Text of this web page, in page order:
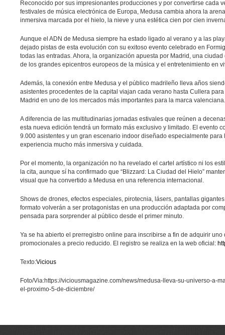
Reconocido por sus impresionantes producciones y por convertirse cada
festivales de música electrónica de Europa, Medusa cambia ahora la
inmersiva marcada por el hielo, la nieve y una estética cien por cien
Aunque el ADN de Medusa siempre ha estado ligado al verano y a las
dejado pistas de esta evolución con su exitoso evento celebrado en
todas las entradas. Ahora, la organización apuesta por Madrid, una
de los grandes epicentros europeos de la música y el entretenimiento en
Además, la conexión entre Medusa y el público madrileño lleva años
asistentes procedentes de la capital viajan cada verano hasta Cullera
Madrid en uno de los mercados más importantes para la marca valenciana.
A diferencia de las multitudinarias jornadas estivales que reúnen a
esta nueva edición tendrá un formato más exclusivo y limitado. El evento
9.000 asistentes y un gran escenario indoor diseñado especialmente para
experiencia mucho más inmersiva y cuidada.
Por el momento, la organización no ha revelado el cartel artístico ni los
la cita, aunque sí ha confirmado que “Blizzard: La Ciudad del Hielo”
visual que ha convertido a Medusa en una referencia internacional.
Shows de drones, efectos especiales, pirotecnia, lásers, pantallas
formato volverán a ser protagonistas en una producción adaptada por
pensada para sorprender al público desde el primer minuto.
Ya se ha abierto el prerregistro online para inscribirse a fin de adquirir uno
promocionales a precio reducido. El registro se realiza en la web oficial:
Texto:Vicious
Foto/Via:https://viciousmagazine.com/news/medusa-lleva-su-universo-a-
el-proximo-5-de-diciembre/